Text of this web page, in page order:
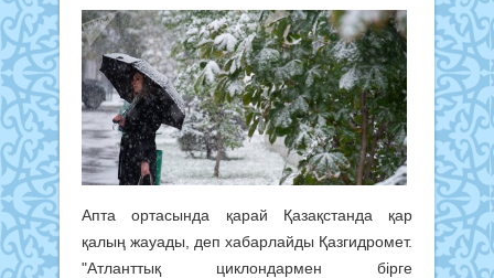
Апта ортасында қарай Қазақстанда қар
қалың жауады, деп хабарлайды Қазгидромет.
"Атланттық циклондармен бірге